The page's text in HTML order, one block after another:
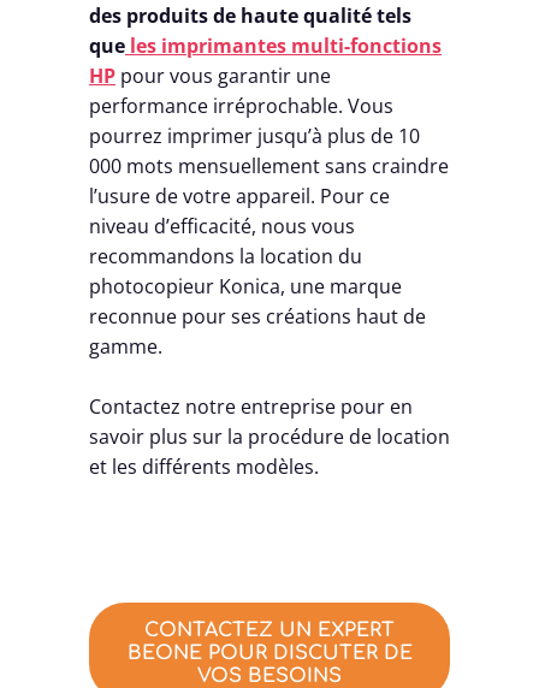
des produits de haute qualité tels
que les imprimantes multi-fonctions
HP pour vous garantir une
performance irréprochable. Vous
pourrez imprimer jusqu’à plus de 10
000 mots mensuellement sans craindre
l’usure de votre appareil. Pour ce
niveau d’efficacité, nous vous
recommandons la location du
photocopieur Konica, une marque
reconnue pour ses créations haut de
gamme.
Contactez notre entreprise pour en
savoir plus sur la procédure de location
et les différents modèles.
CONTACTEZ UN EXPERT
BEONE POUR DISCUTER DE
VOS BESOINS